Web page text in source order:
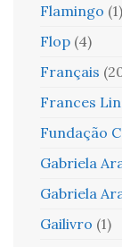
Flamingo (1)
Flop (4)
Français
Frances
Fundação
Gabriela
Gabriela
Gailivro (1)